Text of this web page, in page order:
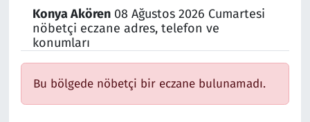
Konya Akören08 Ağustos 2026 Cumartesi
nöbetçi eczane adres, telefon ve
konumları
Bu bölgede nöbetçi bir eczane bulunamadı.